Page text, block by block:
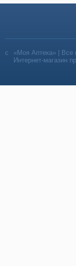
«Моя Аптека» |
Интернет-магазин